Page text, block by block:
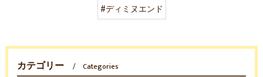
#ディミヌエンド
カテゴリー Categories